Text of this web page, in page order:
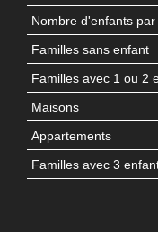
Nombre d'enfants
Familles sans enfant
Familles avec 1 ou 2
Maisons
Appartements
Familles avec 3